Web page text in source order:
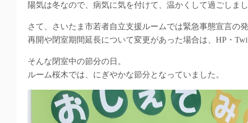
陽気は冬なので、病気に気を付けて、温かくして過ごしまし
さて、さいたま市若者自立支援ルームでは緊急事態宣言の
再開や閉室期間延長について変更があった場合は、HP・
そんな閉室中の節分の日。
ルーム桜木では、にぎやかな節分となっていました。